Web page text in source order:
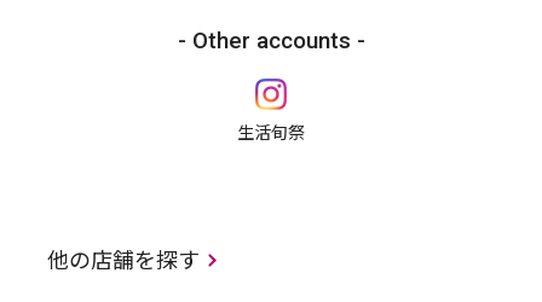
Other accounts
生活旬祭
他の店舗を探す